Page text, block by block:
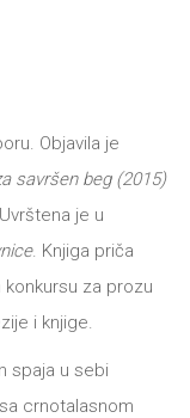
Objavila je
savršen beg (2015)
je u
. Knjiga priča
za prozu
i knjige.
spaja u sebi
crnotalasnom